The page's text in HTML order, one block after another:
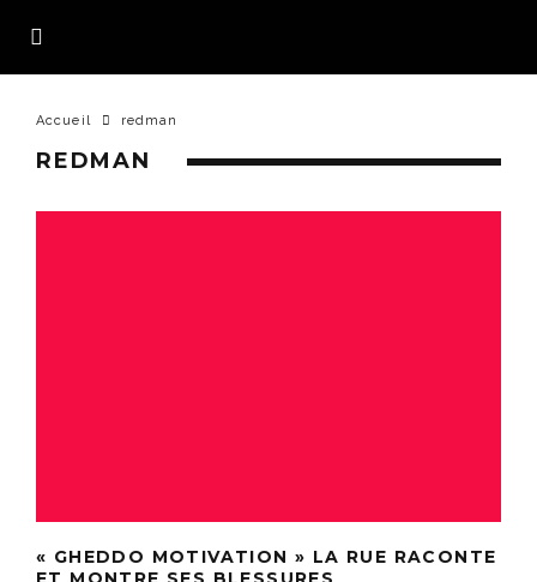
Accueil redman
REDMAN
« GHEDDO MOTIVATION » LA RUE RACONTE